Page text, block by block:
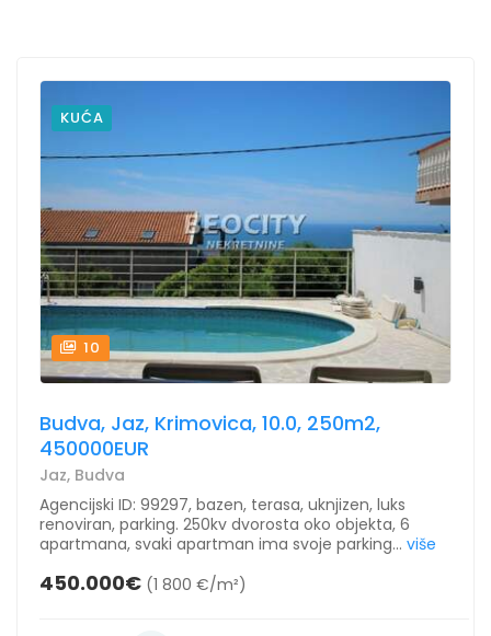
KUĆA
10
Budva, Jaz, Krimovica, 10.0, 250m2,
450000EUR
Jaz, Budva
Agencijski ID: 99297, bazen, terasa, uknjizen, luks
renoviran, parking. 250kv dvorosta oko objekta, 6
apartmana, svaki apartman ima svoje parking... više
450.000€ (1 800 €/m²)